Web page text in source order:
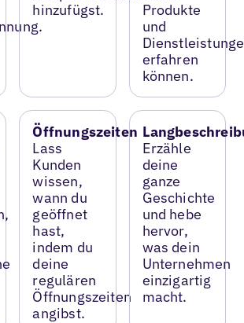
hinzufügst.
Produkte
und
erfahren
können.
Öffnungszeiten
Lass
Kunden
wissen,
wann du
geöffnet
hast,
indem du
deine
regulären
Öffnungszeiten
angibst.
Erzähle
deine
ganze
Geschichte
und hebe
hervor,
was dein
Unternehmen
einzigartig
macht.